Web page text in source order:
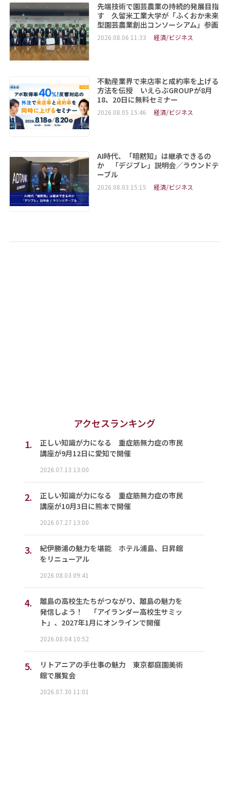
先端技術で園芸農業の持続的発展目指
す 久留米工業大学が「ふくおか未来
型園芸農業創出コンソーシアム」参画
2026.08.06 11:33 経済/ビジネス
不動産業界で来店率と成約率を上げる
方法を伝授 いえらぶGROUPが8月
18、20日に無料セミナー
2026.08.05 15:46 経済/ビジネス
AI時代、「暗黙知」は継承できるの
か 「デジブレ」説明会／ラウンドテ
ーブル
2026.08.03 15:15 経済/ビジネス
アクセスランキング
1.
正しい知識が力になる 重症筋無力症の市民
講座が9月12日に愛知で開催
2026.07.13 13:00
2.
正しい知識が力になる 重症筋無力症の市民
講座が10月3日に熊本で開催
2026.07.27 13:00
3.
紀伊勝浦の魅力を堪能 ホテル浦島、日昇館
をリニューアル
2026.08.03 09:41
4.
離島の高校生たちがつながり、離島の魅力を
発信しよう！ 「アイランダー高校生サミッ
ト」、2027年1月にオンラインで開催
2026.08.04 10:52
5.
リトアニアの手仕事の魅力 東京都庭園美術
館で展覧会
2026.07.30 11:01